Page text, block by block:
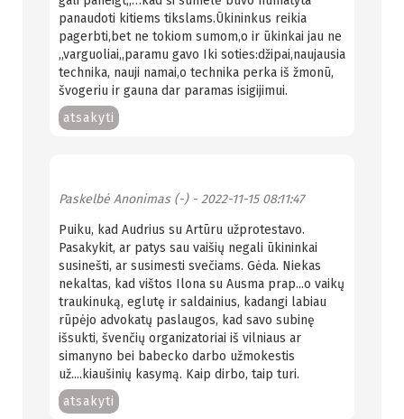
panaudoti kitiems tikslams.Ūkininkus reikia
pagerbti,bet ne tokiom sumom,o ir ūkinkai jau ne
,,varguoliai,,paramu gavo Iki soties:džipai,naujausia
technika, nauji namai,o technika perka iš žmonū,
švogeriu ir gauna dar paramas isigijimui.
atsakyti
Paskelbė Anonimas (-)- 2022-11-15 08:11:47
Puiku, kad Audrius su Artūru užprotestavo.
Pasakykit, ar patys sau vaišių negali ūkininkai
susinešti, ar susimesti svečiams. Gėda. Niekas
nekaltas, kad vištos Ilona su Ausma prap...o vaikų
traukinuką, eglutę ir saldainius, kadangi labiau
rūpėjo advokatų paslaugos, kad savo subinę
išsukti, švenčių organizatoriai iš vilniaus ar
simanyno bei babecko darbo užmokestis
už....kiaušinių kasymą. Kaip dirbo, taip turi.
atsakyti